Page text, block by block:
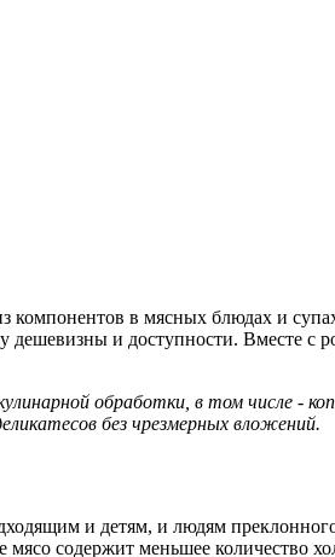
компонентов в мясных блюдах и
дешевизны и доступности. Вместе с
обработки, в том числе -
без чрезмерных вложений.
и детям, и людям
содержит меньшее количество